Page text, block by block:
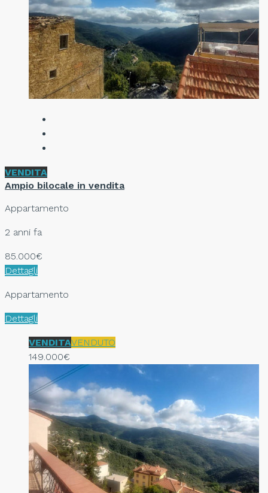
VENDITA
Ampio bilocale in vendita
Appartamento
2 anni fa
85.000€
Dettagli
Appartamento
Dettagli
VENDITAVENDUTO
149.000€